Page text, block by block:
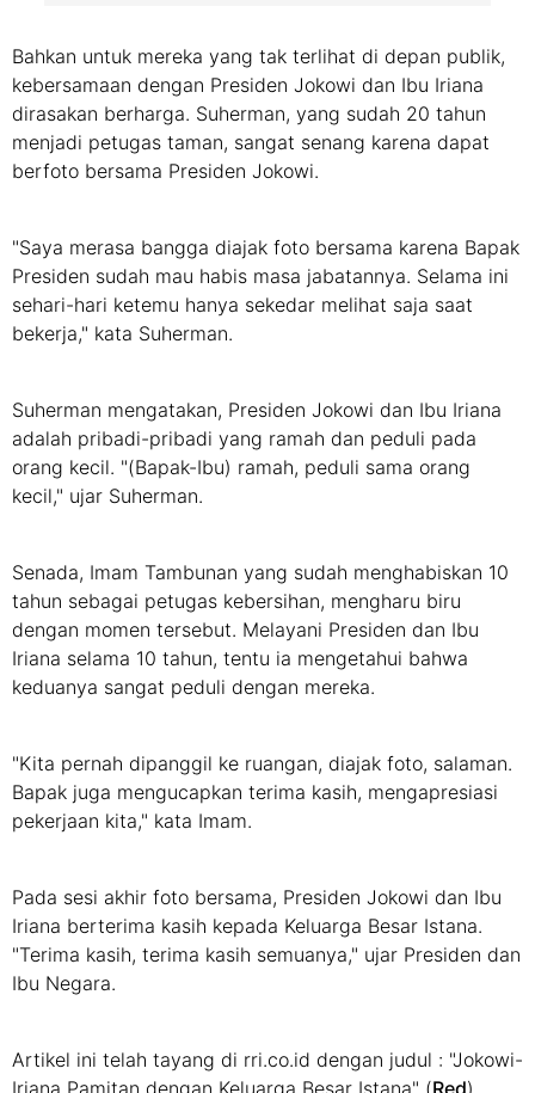
Bahkan untuk mereka yang tak terlihat di depan publik,
kebersamaan dengan Presiden Jokowi dan Ibu Iriana
dirasakan berharga. Suherman, yang sudah 20 tahun
menjadi petugas taman, sangat senang karena dapat
berfoto bersama Presiden Jokowi.
"Saya merasa bangga diajak foto bersama karena Bapak
Presiden sudah mau habis masa jabatannya. Selama ini
sehari-hari ketemu hanya sekedar melihat saja saat
bekerja," kata Suherman.
Suherman mengatakan, Presiden Jokowi dan Ibu Iriana
adalah pribadi-pribadi yang ramah dan peduli pada
orang kecil. "(Bapak-Ibu) ramah, peduli sama orang
kecil," ujar Suherman.
Senada, Imam Tambunan yang sudah menghabiskan 10
tahun sebagai petugas kebersihan, mengharu biru
dengan momen tersebut. Melayani Presiden dan Ibu
Iriana selama 10 tahun, tentu ia mengetahui bahwa
keduanya sangat peduli dengan mereka.
"Kita pernah dipanggil ke ruangan, diajak foto, salaman.
Bapak juga mengucapkan terima kasih, mengapresiasi
pekerjaan kita," kata Imam.
Pada sesi akhir foto bersama, Presiden Jokowi dan Ibu
Iriana berterima kasih kepada Keluarga Besar Istana.
"Terima kasih, terima kasih semuanya," ujar Presiden dan
Ibu Negara.
Artikel ini telah tayang di rri.co.id dengan judul : "Jokowi-
Iriana Pamitan dengan Keluarga Besar Istana" (Red)